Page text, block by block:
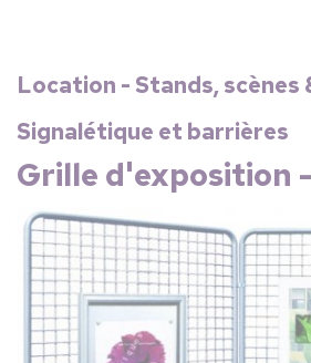
Location - Stands, scènes
Signalétique et barrières
Grille d'exposition